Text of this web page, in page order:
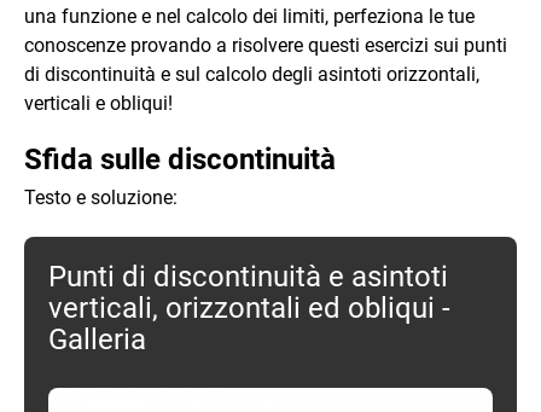
una funzione e nel calcolo dei limiti, perfeziona le tue
conoscenze provando a risolvere questi esercizi sui punti
di discontinuità e sul calcolo degli asintoti orizzontali,
verticali e obliqui!
Sfida sulle discontinuità
Testo e soluzione:
Punti di discontinuità e asintoti
verticali, orizzontali ed obliqui -
Galleria